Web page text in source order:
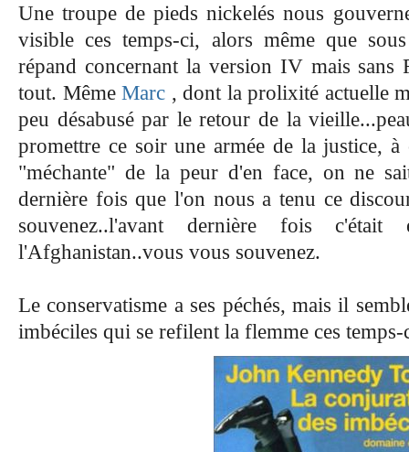
Une troupe de pieds nickelés nous
visible ces temps-ci, alors même que
répand concernant la version IV mais sans
tout. Même Marc , dont la prolixité actuelle
peu désabusé par le retour de la
promettre ce soir une armée de la justice, à
"méchante" de la peur d'en face, on ne
dernière fois que l'on nous a tenu ce
souvenez..l'avant dernière fois
l'Afghanistan..vous vous souvenez.
Le conservatisme a ses péchés, mais il
imbéciles qui se refilent la flemme ces temps-